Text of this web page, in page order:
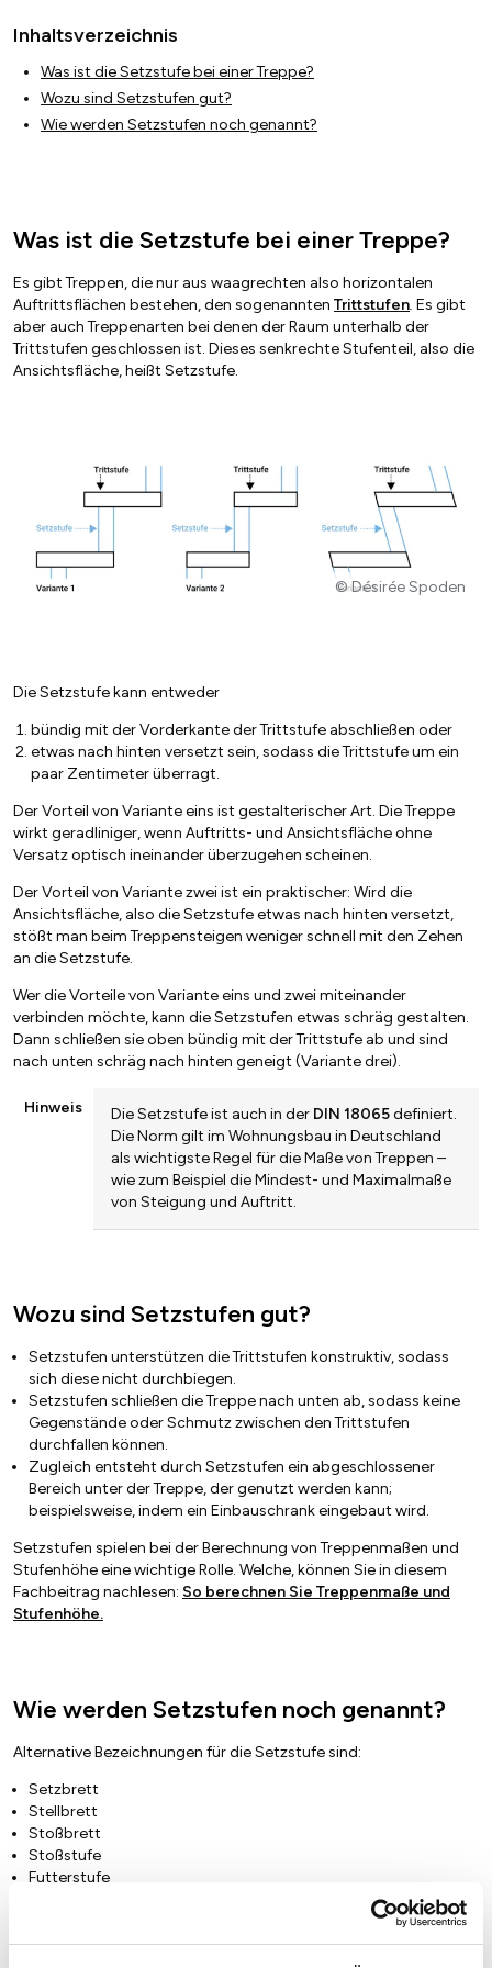
Inhaltsverzeichnis
Was ist die Setzstufe bei einer Treppe?
Wozu sind Setzstufen gut?
Wie werden Setzstufen noch genannt?
Was ist die Setzstufe bei einer Treppe?
Es gibt Treppen, die nur aus waagrechten also horizontalen
Auftrittsflächen bestehen, den sogenannten Trittstufen. Es gibt
aber auch Treppenarten bei denen der Raum unterhalb der
Trittstufen geschlossen ist. Dieses senkrechte Stufenteil, also die
Ansichtsfläche, heißt Setzstufe.
© Désirée Spoden
Die Setzstufe kann entweder
bündig mit der Vorderkante der Trittstufe abschließen oder
etwas nach hinten versetzt sein, sodass die Trittstufe um ein
paar Zentimeter überragt.
Der Vorteil von Variante eins ist gestalterischer Art. Die Treppe
wirkt geradliniger, wenn Auftritts- und Ansichtsfläche ohne
Versatz optisch ineinander überzugehen scheinen.
Der Vorteil von Variante zwei ist ein praktischer: Wird die
Ansichtsfläche, also die Setzstufe etwas nach hinten versetzt,
stößt man beim Treppensteigen weniger schnell mit den Zehen
an die Setzstufe.
Wer die Vorteile von Variante eins und zwei miteinander
verbinden möchte, kann die Setzstufen etwas schräg gestalten.
Dann schließen sie oben bündig mit der Trittstufe ab und sind
nach unten schräg nach hinten geneigt (Variante drei).
Hinweis Die Setzstufe ist auch in der DIN 18065definiert.
Die Norm gilt im Wohnungsbau in Deutschland
als wichtigste Regel für die Maße von Treppen –
wie zum Beispiel die Mindest- und Maximalmaße
von Steigung und Auftritt.
Wozu sind Setzstufen gut?
Setzstufen unterstützen die Trittstufen konstruktiv, sodass
sich diese nicht durchbiegen.
Setzstufen schließen die Treppe nach unten ab, sodass keine
Gegenstände oder Schmutz zwischen den Trittstufen
durchfallen können.
Zugleich entsteht durch Setzstufen ein abgeschlossener
Bereich unter der Treppe, der genutzt werden kann;
beispielsweise, indem ein Einbauschrank eingebaut wird.
Setzstufen spielen bei der Berechnung von Treppenmaßen und
Stufenhöhe eine wichtige Rolle. Welche, können Sie in diesem
Fachbeitrag nachlesen: So berechnen Sie Treppenmaße und
Stufenhöhe.
Wie werden Setzstufen noch genannt?
Alternative Bezeichnungen für die Setzstufe sind:
Setzbrett
Stellbrett
Stoßbrett
Stoßstufe
Futterstufe